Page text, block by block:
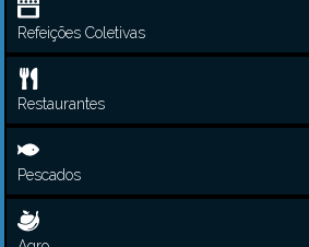
Refeições Coletivas
Restaurantes
Pescados